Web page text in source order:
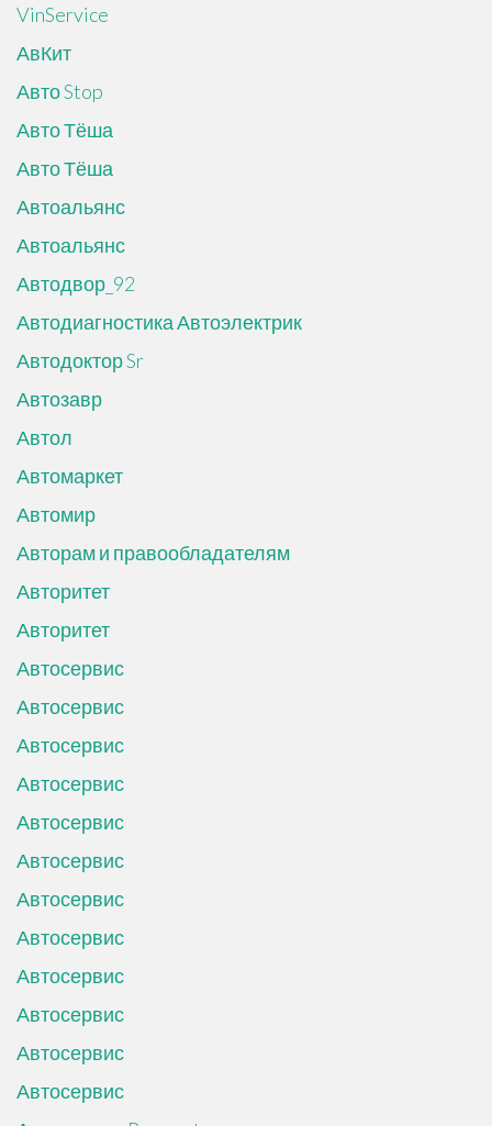
VinService
АвКит
Авто Stop
Авто Тёша
Авто Тёша
Автоальянс
Автоальянс
Автодвор_92
Автодиагностика Автоэлектрик
Автодоктор Sr
Автозавр
Автол
Автомаркет
Автомир
Авторам и правообладателям
Авторитет
Авторитет
Автосервис
Автосервис
Автосервис
Автосервис
Автосервис
Автосервис
Автосервис
Автосервис
Автосервис
Автосервис
Автосервис
Автосервис